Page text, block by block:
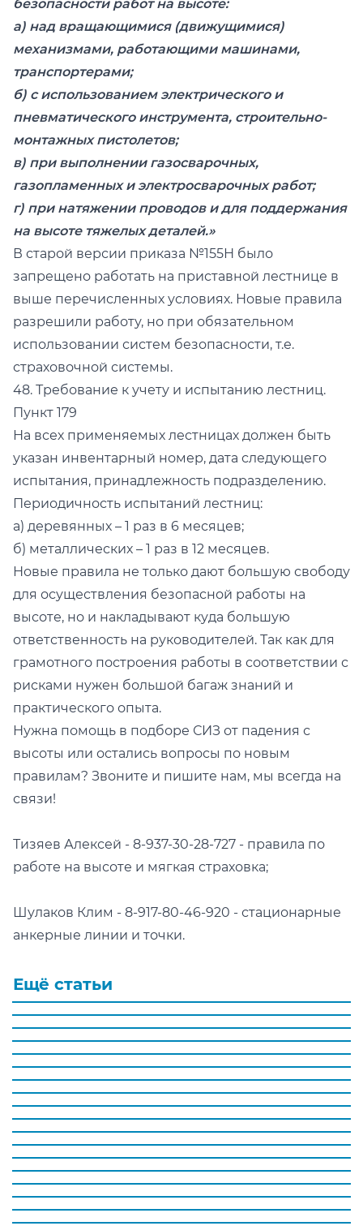
безопасности работ на высоте:
а) над вращающимися (движущимися)
механизмами, работающими машинами,
транспортерами;
б) с использованием электрического и
пневматического инструмента, строительно-
монтажных пистолетов;
в) при выполнении газосварочных,
газопламенных и электросварочных работ;
г) при натяжении проводов и для поддержания
на высоте тяжелых деталей.»
В старой версии приказа №155Н было
запрещено работать на приставной лестнице в
выше перечисленных условиях. Новые правила
разрешили работу, но при обязательном
использовании систем безопасности, т.е.
страховочной системы.
48. Требование к учету и испытанию лестниц.
Пункт 179
На всех применяемых лестницах должен быть
указан инвентарный номер, дата следующего
испытания, принадлежность подразделению.
Периодичность испытаний лестниц:
а) деревянных – 1 раз в 6 месяцев;
б) металлических – 1 раз в 12 месяцев.
Новые правила не только дают большую свободу
для осуществления безопасной работы на
высоте, но и накладывают куда большую
ответственность на руководителей. Так как для
грамотного построения работы в соответствии с
рисками нужен большой багаж знаний и
практического опыта.
Нужна помощь в подборе СИЗ от падения с
высоты или остались вопросы по новым
правилам? Звоните и пишите нам, мы всегда на
связи!
Тизяев Алексей - 8-937-30-28-727 - правила по
работе на высоте и мягкая страховка;
Шулаков Клим - 8-917-80-46-920 - стационарные
анкерные линии и точки.
Ещё статьи
Какие средства индивидуальной защиты (СИЗ)
Что такое страховочная система
Типы анкерных устройств